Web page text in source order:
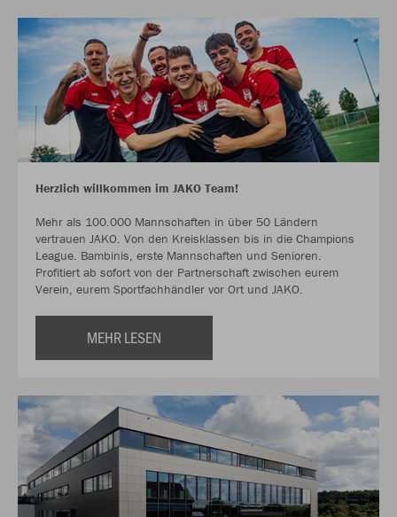
Herzlich willkommen im JAKO Team!
Mehr als 100.000 Mannschaften in über 50 Ländern
vertrauen JAKO. Von den Kreisklassen bis in die Champions
League. Bambinis, erste Mannschaften und Senioren.
Profitiert ab sofort von der Partnerschaft zwischen eurem
Verein, eurem Sportfachhändler vor Ort und JAKO.
MEHR LESEN